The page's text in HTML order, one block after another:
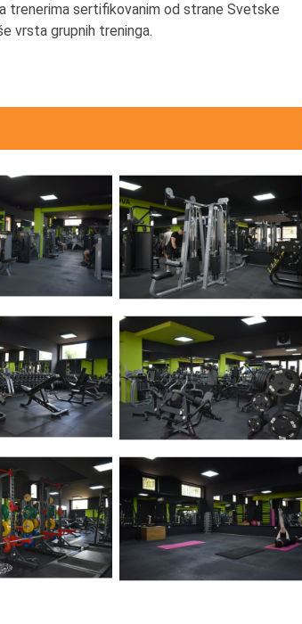
trenerima sertifikovanim od strane Svetske
vrsta grupnih treninga.